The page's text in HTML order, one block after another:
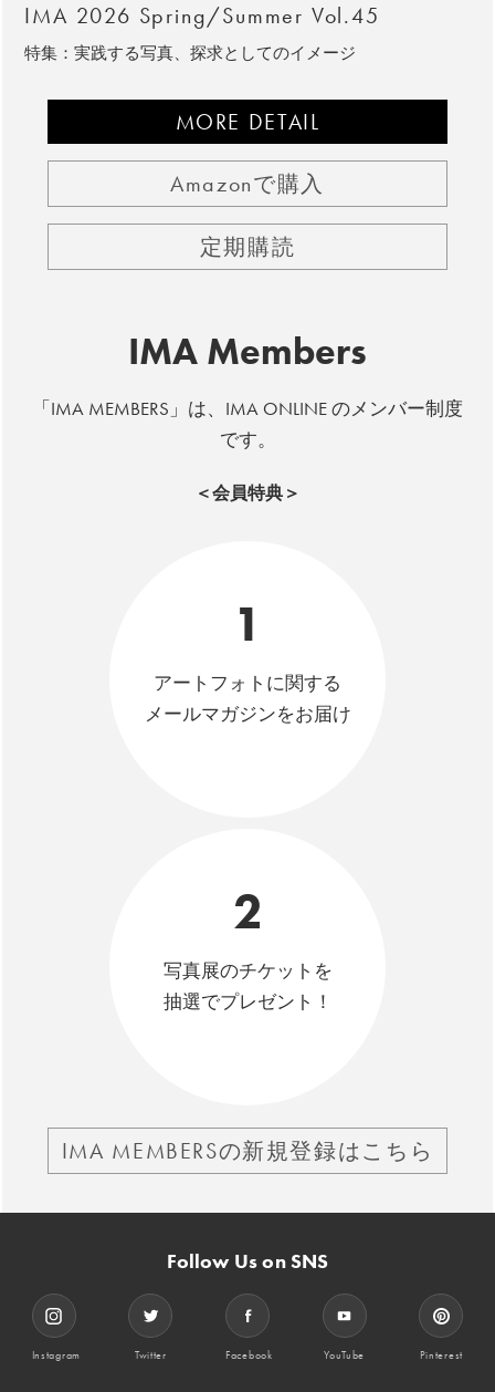
IMA 2026 Spring/Summer Vol.45
特集：実践する写真、探求としてのイメージ
MORE DETAIL
Amazonで購入
定期購読
IMA Members
「IMA MEMBERS」は、IMA ONLINE のメンバー制度
です。
＜会員特典＞
1
アートフォトに関する
メールマガジンをお届け
2
写真展のチケットを
抽選でプレゼント！
IMA MEMBERSの新規登録はこちら
Follow Us on SNS
Instagram Twitter Facebook YouTube Pinterest